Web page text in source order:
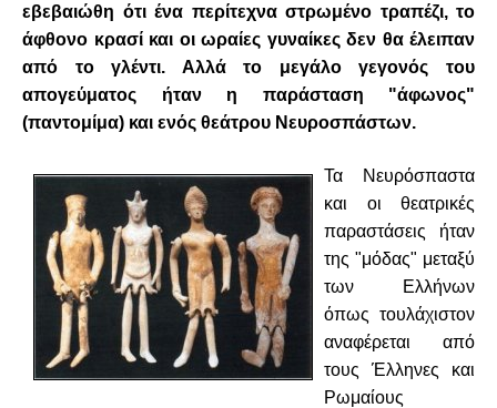
εβεβαιώθη ότι ένα περίτεχνα στρωμένο τραπέζι, το
άφθονο κρασί και οι ωραίες γυναίκες δεν θα έλειπαν
από το γλέντι. Αλλά το μεγάλο γεγονός του
απογεύματος ήταν η παράσταση "άφωνος"
(παντομίμα) και ενός θεάτρου Νευροσπάστων.
Τα Νευρόσπαστα
και οι θεατρικές
παραστάσεις ήταν
της "μόδας" μεταξύ
των Ελλήνων
όπως τουλάχιστον
αναφέρεται από
τους Έλληνες και
Ρωμαίους